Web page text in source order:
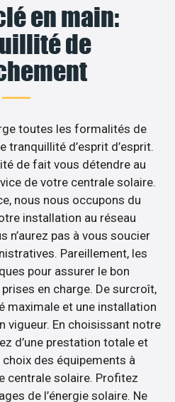
en main:
de
toutes les formalités de
tranquillité d’esprit d’esprit.
de fait vous détendre au
de votre centrale solaire.
nous nous occupons du
installation au réseau
n’aurez pas à vous soucier
Pareillement, les
pour assurer le bon
en charge. De surcroît,
maximale et une installation
vigueur. En choisissant notre
d’une prestation totale et
des équipements à
centrale solaire. Profitez
de l’énergie solaire. Ne